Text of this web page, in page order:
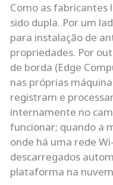
Como as fabricantes
sido dupla. Por um
para instalação de
propriedades. Por
de borda (Edge
nas próprias
registram e
internamente no
funcionar; quando a
onde há uma rede
descarregados
plataforma na